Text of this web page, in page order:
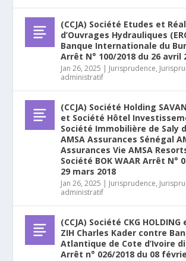
(CCJA) Société Etudes et
d’Ouvrages Hydrauliques
Banque Internationale du
Arrêt N° 100/2018 du 26 avril
Jan 26, 2025 | Jurisprudence,
administratif
(CCJA) Société Holding
et Société Hôtel
Société Immobilière de Saly
AMSA Assurances Sénégal
Assurances Vie AMSA
Société BOK WAAR Arrêt N°
29 mars 2018
Jan 26, 2025 | Jurisprudence,
administratif
(CCJA) Société CKG HOLDING
ZIH Charles Kader contre
Atlantique de Cote d’Ivoire
Arrêt n° 026/2018 du 08